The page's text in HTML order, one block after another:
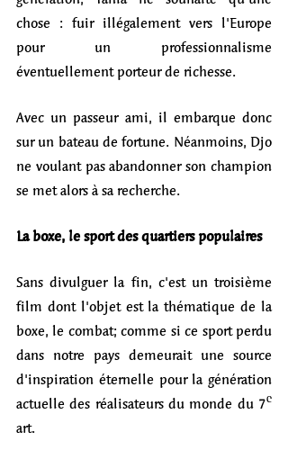
chose : fuir illégalement vers l'Europe
pour un professionnalisme
éventuellement porteur de richesse.
Avec un passeur ami, il embarque donc
sur un bateau de fortune. Néanmoins, Djo
ne voulant pas abandonner son champion
se met alors à sa recherche.
La boxe, le sport des quartiers populaires
Sans divulguer la fin, c'est un troisième
film dont l'objet est la thématique de la
boxe, le combat; comme si ce sport perdu
dans notre pays demeurait une source
d'inspiration éternelle pour la génération
actuelle des réalisateurs du monde du 7ᵉ
art.